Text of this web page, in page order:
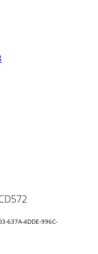
637A-4DDE-996C-